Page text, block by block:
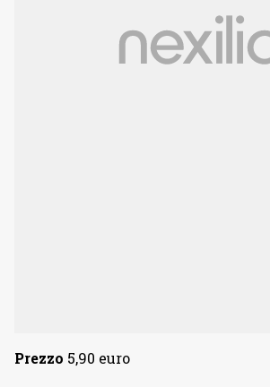
Prezzo 5,90 euro